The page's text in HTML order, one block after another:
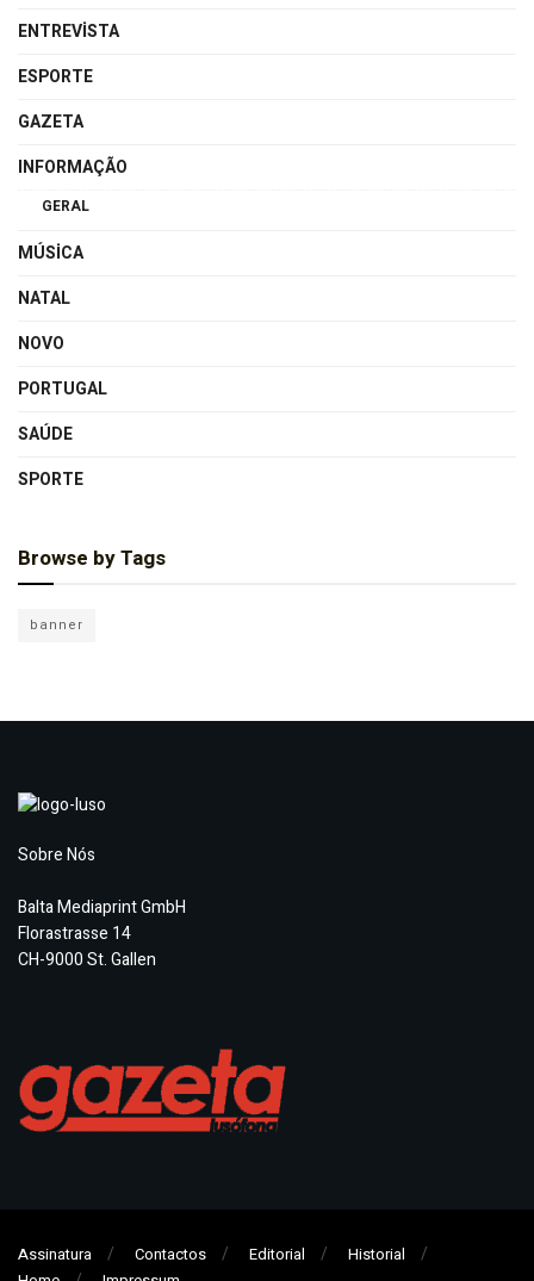
ENTREVISTA
ESPORTE
GAZETA
INFORMAÇÃO
GERAL
MÚSICA
NATAL
NOVO
PORTUGAL
SAÚDE
SPORTE
Browse by Tags
banner
Sobre Nós
Balta Mediaprint GmbH
Florastrasse 14
CH-9000 St. Gallen
Assinatura Contactos Editorial
Historial